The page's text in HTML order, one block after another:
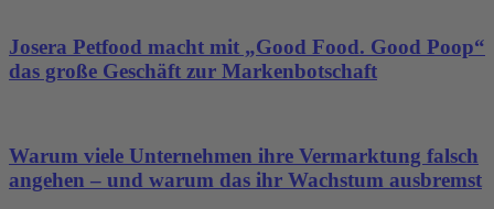
Josera Petfood macht mit „Good Food. Good Poop“
das große Geschäft zur Markenbotschaft
Warum viele Unternehmen ihre Vermarktung falsch
angehen – und warum das ihr Wachstum ausbremst